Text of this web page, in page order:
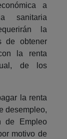
a
sanitaria
la
de obtener
la renta
de los
la renta
desempleo,
de Empleo
motivo de